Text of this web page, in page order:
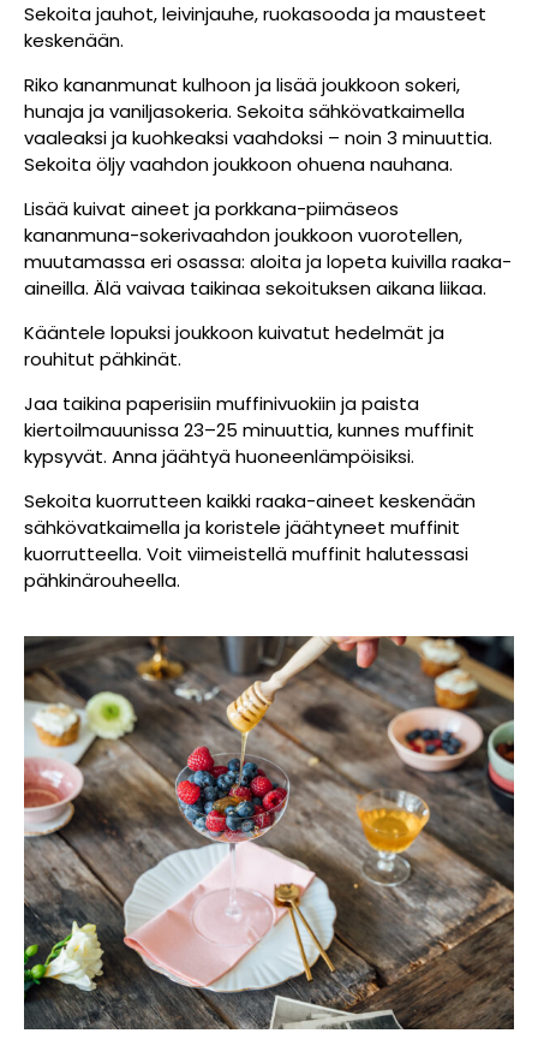
Sekoita jauhot, leivinjauhe, ruokasooda ja mausteet
keskenään.
Riko kananmunat kulhoon ja lisää joukkoon sokeri,
hunaja ja vaniljasokeria. Sekoita sähkövatkaimella
vaaleaksi ja kuohkeaksi vaahdoksi – noin 3 minuuttia.
Sekoita öljy vaahdon joukkoon ohuena nauhana.
Lisää kuivat aineet ja porkkana-piimäseos
kananmuna-sokerivaahdon joukkoon vuorotellen,
muutamassa eri osassa: aloita ja lopeta kuivilla raaka-
aineilla. Älä vaivaa taikinaa sekoituksen aikana liikaa.
Kääntele lopuksi joukkoon kuivatut hedelmät ja
rouhitut pähkinät.
Jaa taikina paperisiin muffinivuokiin ja paista
kiertoilmauunissa 23–25 minuuttia, kunnes muffinit
kypsyvät. Anna jäähtyä huoneenlämpöisiksi.
Sekoita kuorrutteen kaikki raaka-aineet keskenään
sähkövatkaimella ja koristele jäähtyneet muffinit
kuorrutteella. Voit viimeistellä muffinit halutessasi
pähkinärouheella.